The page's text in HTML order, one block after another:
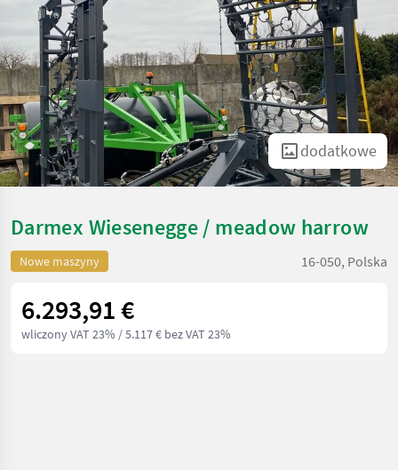
dodatkowe
Darmex Wiesenegge / meadow harrow
Nowe maszyny 16-050, Polska
6.293,91 €
wliczony VAT 23% / 5.117 € bez VAT 23%